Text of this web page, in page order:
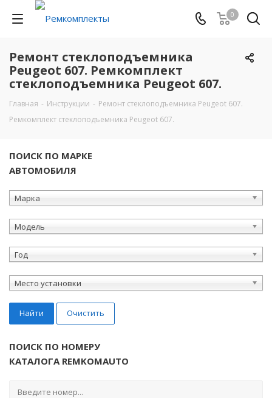
0
Ремонт стеклоподъемника
Peugeot 607. Ремкомплект
стеклоподъемника Peugeot 607.
Главная - Инструкции - Ремонт стеклоподъемника Peugeot 607.
Ремкомплект стеклоподъемника Peugeot 607.
ПОИСК ПО МАРКЕ
АВТОМОБИЛЯ
Марка
Модель
Год
Место установки
Найти Очистить
ПОИСК ПО НОМЕРУ
КАТАЛОГА REMKOMAUTO